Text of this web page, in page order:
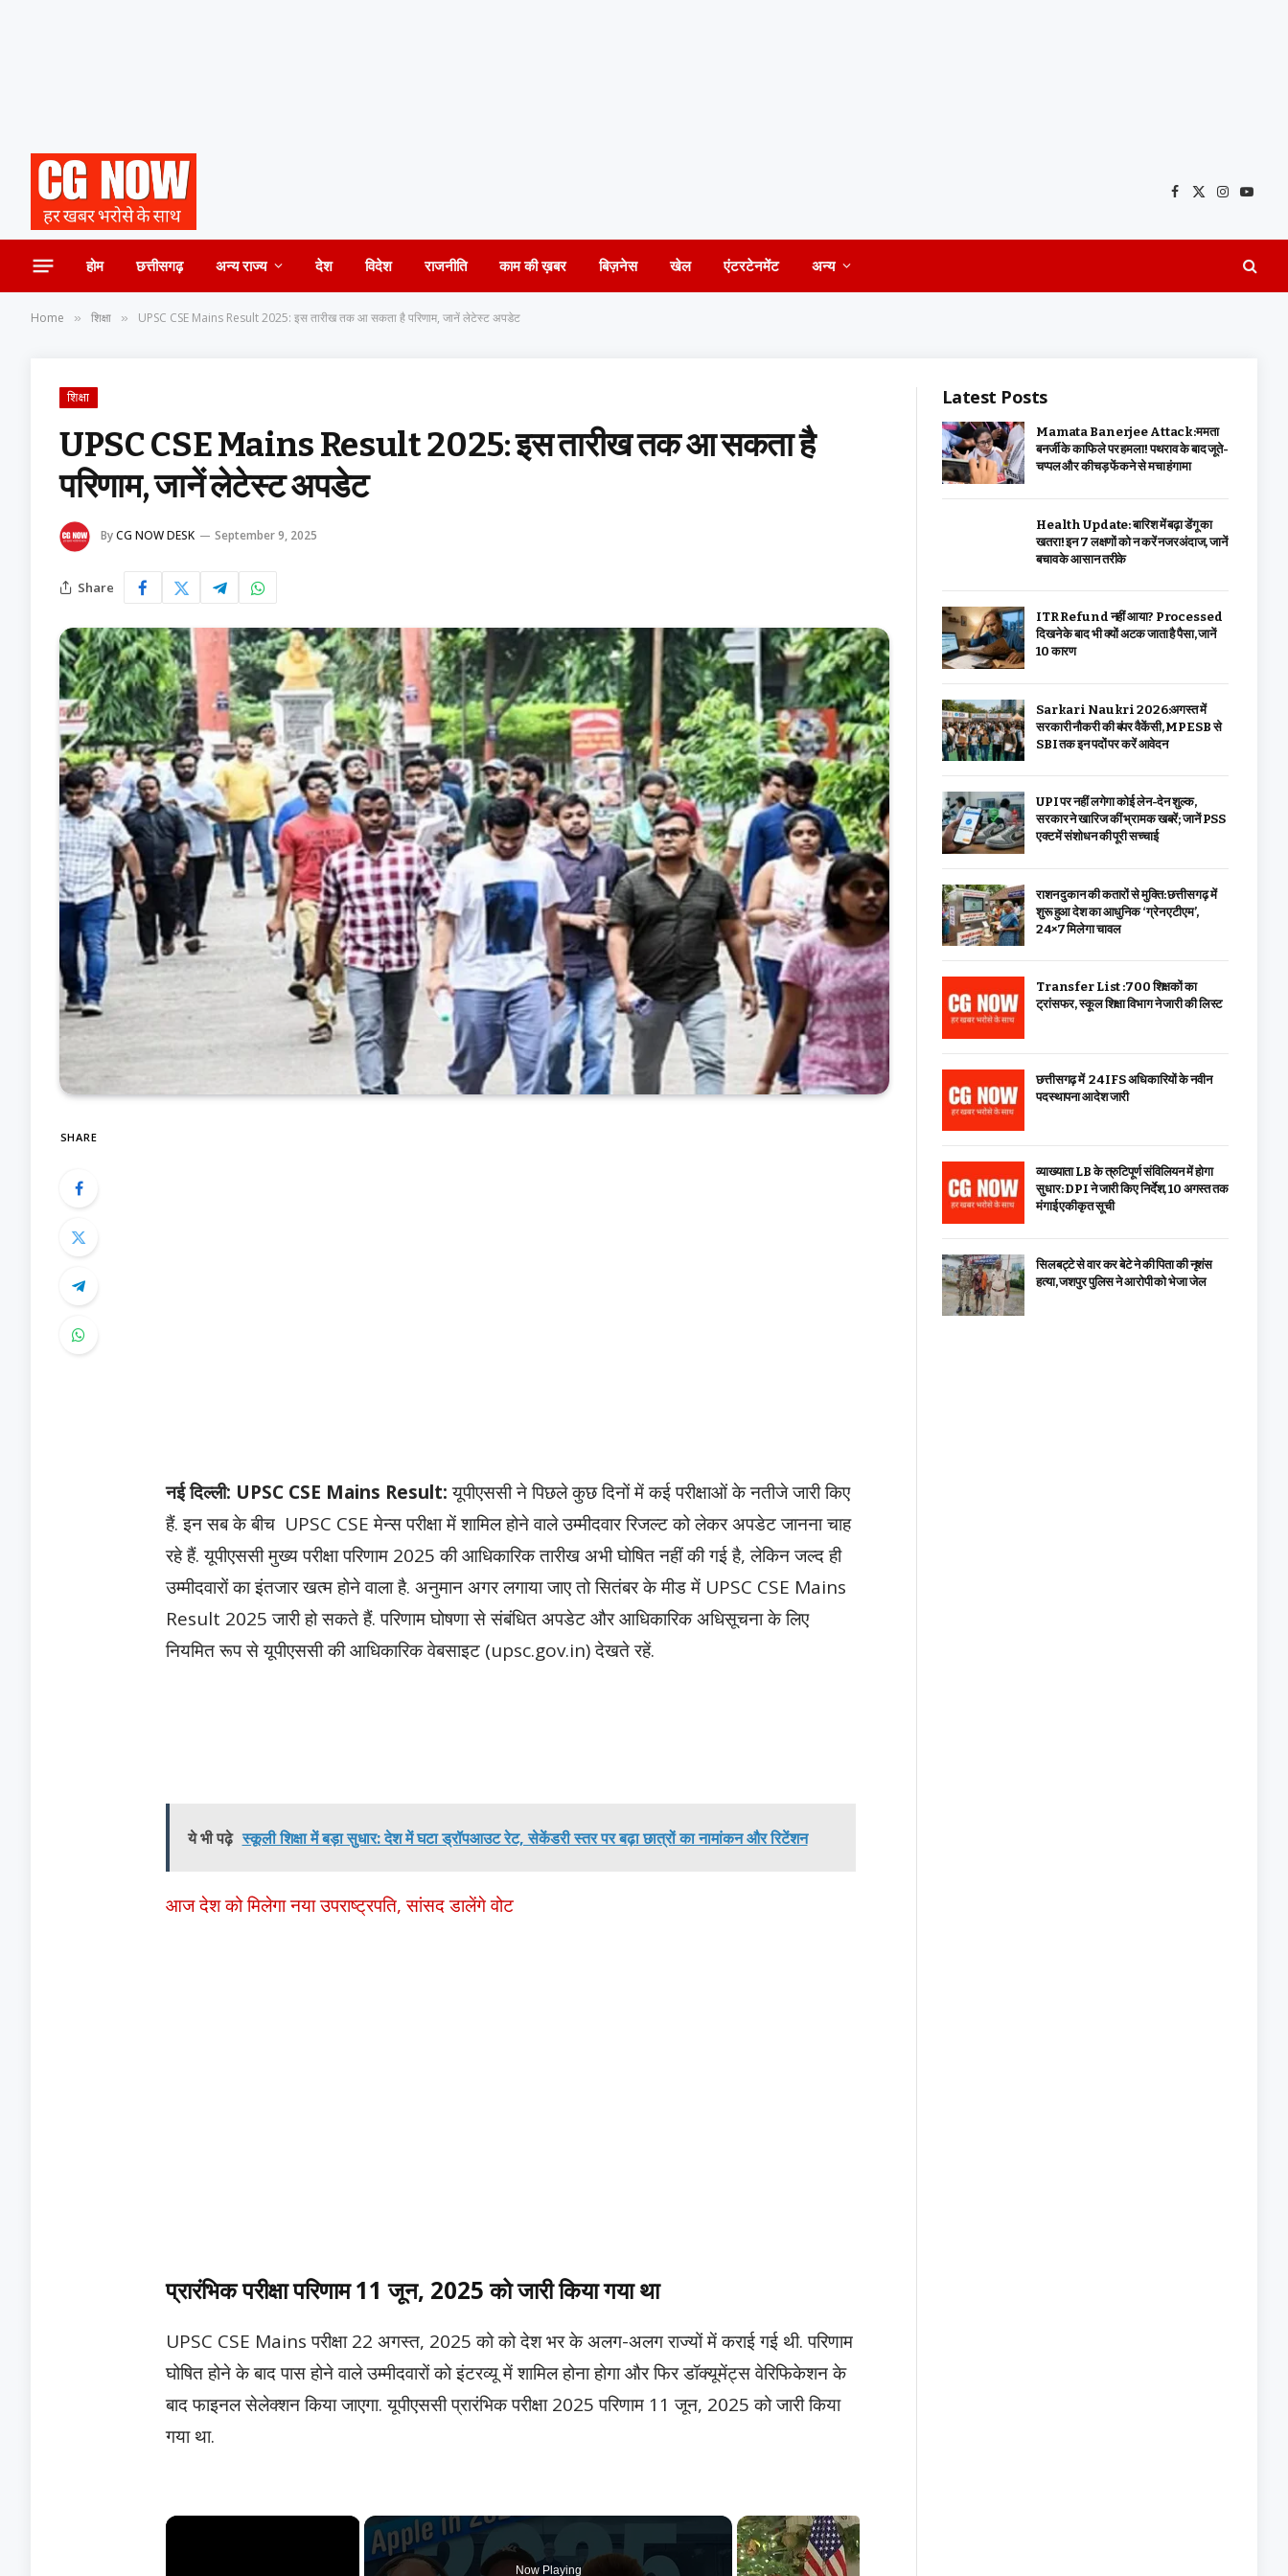
Facebook
X
Instagram
होम छत्तीसगढ़ अन्य राज्य देश विदेश राजनीति काम की ख़बर बिज़नेस खेल एंटरटेनमेंट अन्य
Home » शिक्षा » UPSC CSE Mains Result 2025: इस तारीख तक आ सकता है परिणाम, जानें लेटेस्ट अपडेट
शिक्षा
UPSC CSE Mains Result 2025: इस तारीख तक आ सकता है
परिणाम, जानें लेटेस्ट अपडेट
ByCG NOW DESK September 9, 2025
Share
SHARE
नई दिल्ली: UPSC CSE Mains Result:यूपीएससी ने पिछले कुछ दिनों में कई परीक्षाओं के नतीजे जारी किए
हैं. इन सब के बीच UPSC CSE मेन्स परीक्षा में शामिल होने वाले उम्मीदवार रिजल्ट को लेकर अपडेट जानना चाह
रहे हैं. यूपीएससी मुख्य परीक्षा परिणाम 2025 की आधिकारिक तारीख अभी घोषित नहीं की गई है, लेकिन जल्द ही
उम्मीदवारों का इंतजार खत्म होने वाला है. अनुमान अगर लगाया जाए तो सितंबर के मीड में UPSC CSE Mains
Result 2025 जारी हो सकते हैं. परिणाम घोषणा से संबंधित अपडेट और आधिकारिक अधिसूचना के लिए
नियमित रूप से यूपीएससी की आधिकारिक वेबसाइट (upsc.gov.in) देखते रहें.
ये भी पढ़े स्कूली शिक्षा में बड़ा सुधार: देश में घटा ड्रॉपआउट रेट, सेकेंडरी स्तर पर बढ़ा छात्रों का नामांकन और रिटेंशन
आज देश को मिलेगा नया उपराष्ट्रपति, सांसद डालेंगे वोट
प्रारंभिक परीक्षा परिणाम 11 जून, 2025 को जारी किया गया था
UPSC CSE Mains परीक्षा 22 अगस्त, 2025 को को देश भर के अलग-अलग राज्यों में कराई गई थी. परिणाम
घोषित होने के बाद पास होने वाले उम्मीदवारों को इंटरव्यू में शामिल होना होगा और फिर डॉक्यूमेंट्स वेरिफिकेशन के
बाद फाइनल सेलेक्शन किया जाएगा. यूपीएससी प्रारंभिक परीक्षा 2025 परिणाम 11 जून, 2025 को जारी किया
गया था.
×
Now Playing
Latest Posts
Mamata Banerjee Attack:ममता
बनर्जी के काफिले पर हमला! पथराव के बाद जूते-
चप्पल और कीचड़ फेंकने से मचा हंगामा
Health Update: बारिश में बढ़ा डेंगू का
खतरा! इन 7 लक्षणों को न करें नजरअंदाज, जानें
बचाव के आसान तरीके
ITR Refund नहीं आया? Processed
दिखने के बाद भी क्यों अटक जाता है पैसा, जानें
10 कारण
Sarkari Naukri 2026:अगस्त में
सरकारी नौकरी की बंपर वैकेंसी, MPESB से
SBI तक इन पदों पर करें आवेदन
UPI पर नहीं लगेगा कोई लेन-देन शुल्क,
सरकार ने खारिज कीं भ्रामक खबरें; जानें PSS
एक्ट में संशोधन की पूरी सच्चाई
राशन दुकान की कतारों से मुक्ति: छत्तीसगढ़ में
शुरू हुआ देश का आधुनिक ‘ग्रेन एटीएम’,
24×7 मिलेगा चावल
Transfer List :700 शिक्षकों का
ट्रांसफर, स्कूल शिक्षा विभाग ने जारी की लिस्ट
छत्तीसगढ़ में 24 IFS अधिकारियों के नवीन
पदस्थापना आदेश जारी
व्याख्याता LB के त्रुटिपूर्ण संविलियन में होगा
सुधार: DPI ने जारी किए निर्देश, 10 अगस्त तक
मंगाई एकीकृत सूची
सिलबट्टे से वार कर बेटे ने की पिता की नृशंस
हत्या, जशपुर पुलिस ने आरोपी को भेजा जेल